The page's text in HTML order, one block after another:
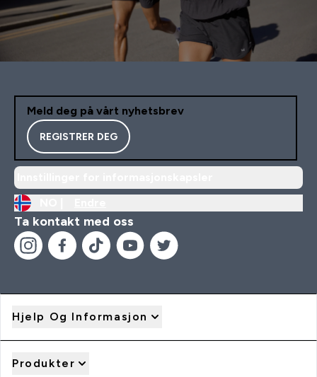
Meld deg på vårt nyhetsbrev
REGISTRER DEG
Ta kontakt med oss
Hjelp Og Informasjon
Produkter